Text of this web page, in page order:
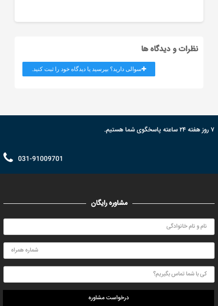
نظرات و دیدگاه ها
سوالی دارید؟ بپرسید یا دیدگاه خود را ثبت کنید.
۷ روز هفته ۲۴ ساعته پاسخگوی شما هستیم.
031-91009701
مشاوره رایگان
درخواست مشاوره